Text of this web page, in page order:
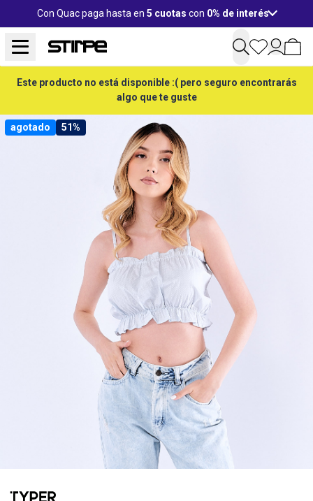
Con Quac paga hasta en 5 cuotas con 0% de interés
Este producto no está disponible :( pero seguro encontrarás
algo que te guste
agotado 51%